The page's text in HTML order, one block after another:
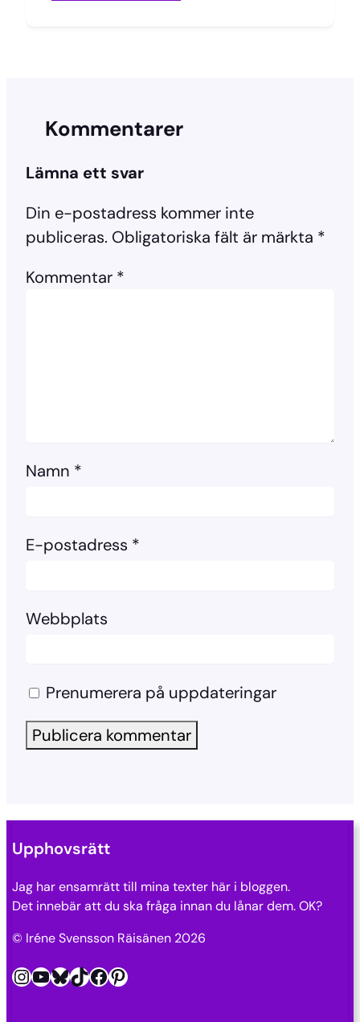
Kommentarer
Lämna ett svar
Din e-postadress kommer inte
publiceras. Obligatoriska fält är märkta *
Kommentar *
Namn *
E-postadress *
Webbplats
Prenumerera på uppdateringar
Upphovsrätt
Jag har ensamrätt till mina texter här i bloggen.
Det innebär att du ska fråga innan du lånar dem. OK?
© Iréne Svensson Räisänen 2026
InstagramYouTube Bluesky TikTok Facebook Pinterest